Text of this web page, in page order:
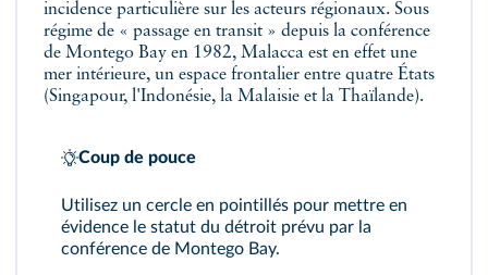
incidence particulière sur les acteurs régionaux. Sous
régime de « passage en transit » depuis la conférence
de Montego Bay en 1982, Malacca est en effet une
mer intérieure, un espace frontalier entre quatre États
(Singapour, l'Indonésie, la Malaisie et la Thaïlande).
Coup de pouce
Utilisez un cercle en pointillés pour mettre en
évidence le statut du détroit prévu par la
conférence de Montego Bay.